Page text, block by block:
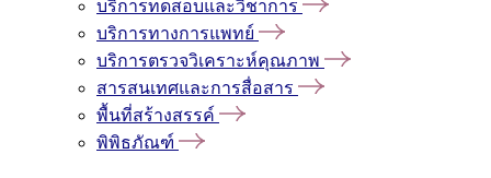
บริการทดสอบและวิชาการ
บริการทางการแพทย์
บริการตรวจวิเคราะห์คุณภาพ
สารสนเทศและการสื่อสาร
พื้นที่สร้างสรรค์
พิพิธภัณฑ์